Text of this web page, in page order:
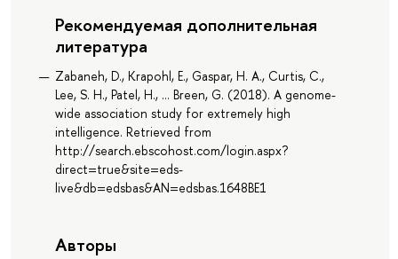
Рекомендуемая дополнительная
литература
Zabaneh, D., Krapohl, E., Gaspar, H. A., Curtis, C.,
Lee, S. H., Patel, H., … Breen, G. (2018). A genome-
wide association study for extremely high
intelligence. Retrieved from
http://search.ebscohost.com/login.aspx?
direct=true&site=eds-
live&db=edsbas&AN=edsbas.1648BE1
Авторы